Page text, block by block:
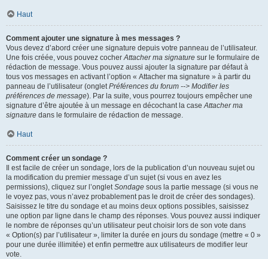
Haut
Comment ajouter une signature à mes messages ?
Vous devez d’abord créer une signature depuis votre panneau de l’utilisateur.
Une fois créée, vous pouvez cocherAttacher ma signature sur le formulaire de
rédaction de message. Vous pouvez aussi ajouter la signature par défaut à
tous vos messages en activant l’option « Attacher ma signature » à partir du
panneau de l’utilisateur (ongletPréférences du forum --> Modifier les
préférences de message). Par la suite, vous pourrez toujours empêcher une
signature d’être ajoutée à un message en décochant la caseAttacher ma
signature dans le formulaire de rédaction de message.
Haut
Comment créer un sondage ?
Il est facile de créer un sondage, lors de la publication d’un nouveau sujet ou
la modification du premier message d’un sujet (si vous en avez les
permissions), cliquez sur l’ongletSondage sous la partie message (si vous ne
le voyez pas, vous n’avez probablement pas le droit de créer des sondages).
Saisissez le titre du sondage et au moins deux options possibles, saisissez
une option par ligne dans le champ des réponses. Vous pouvez aussi indiquer
le nombre de réponses qu’un utilisateur peut choisir lors de son vote dans
« Option(s) par l’utilisateur », limiter la durée en jours du sondage (mettre « 0 »
pour une durée illimitée) et enfin permettre aux utilisateurs de modifier leur
vote.